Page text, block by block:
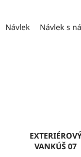
Návlek Návlek s
VANKÚŠ 07